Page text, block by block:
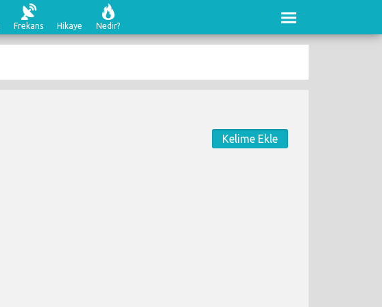
Frekans Hikaye Nedir?
Kelime Ekle